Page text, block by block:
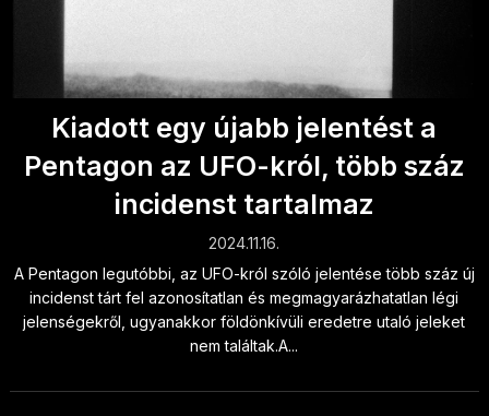
Kiadott egy újabb jelentést a
Pentagon az UFO-król, több száz
incidenst tartalmaz
2024.11.16.
A Pentagon legutóbbi, az UFO-król szóló jelentése több száz új
incidenst tárt fel azonosítatlan és megmagyarázhatatlan légi
jelenségekről, ugyanakkor földönkívüli eredetre utaló jeleket
nem találtak.A...